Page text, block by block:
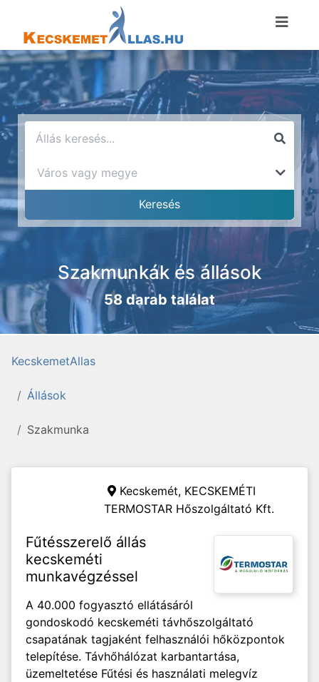
Szakmunkák és állások
58 darab találat
KecskemetAllas
Állások
Szakmunka
Kecskemét, KECSKEMÉTI
TERMOSTAR Hőszolgáltató Kft.
Fűtésszerelő állás
kecskeméti
munkavégzéssel
A 40.000 fogyasztó ellátásáról
gondoskodó kecskeméti távhőszolgáltató
csapatának tagjaként felhasználói hőközpontok
telepítése. Távhőhálózat karbantartása,
üzemeltetése Fűtési és használati melegvíz